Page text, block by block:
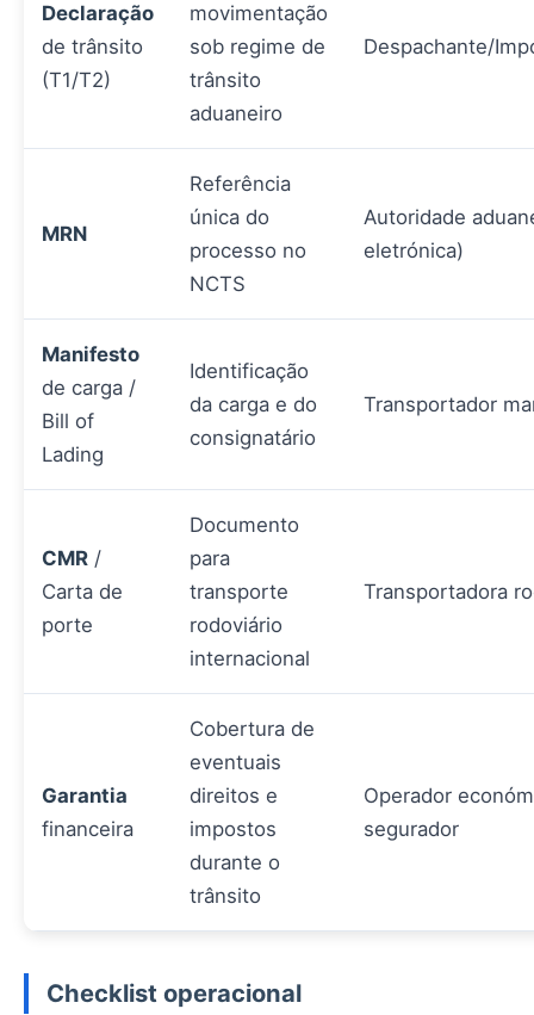
Declaração
de trânsito
(T1/T2)
movimentação
sob regime de
trânsito
aduaneiro
Despachante/
MRN
Referência
única do
processo no
NCTS
Autoridade
eletrónica)
Manifesto
de carga /
Bill of
Lading
Identificação
da carga e do
consignatário
Transportador
CMR /
Carta de
porte
Documento
para
transporte
rodoviário
internacional
Transportadora
Garantia
financeira
Cobertura de
eventuais
direitos e
impostos
durante o
trânsito
Operador
segurador
Checklist operacional